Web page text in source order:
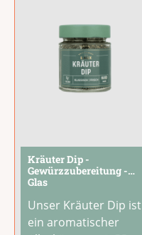
Kräuter Dip -
Gewürzzubereitung -
Glas
Unser Kräuter Dip ist
ein aromatischer